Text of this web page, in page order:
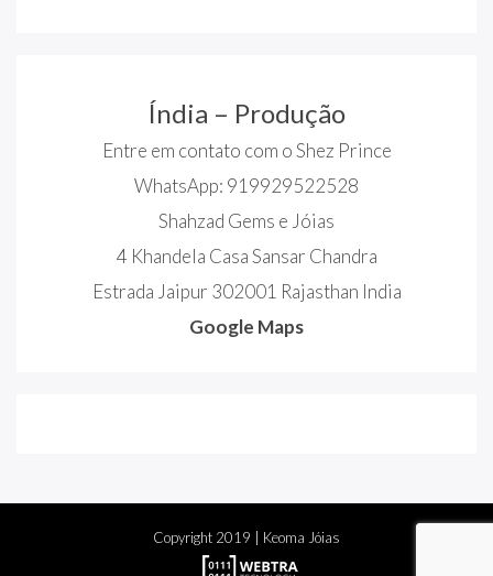
Índia – Produção
Entre em contato com o Shez Prince
WhatsApp: 919929522528
Shahzad Gems e Jóias
4 Khandela Casa Sansar Chandra
Estrada Jaipur 302001 Rajasthan India
Google Maps
Copyright 2019 | Keoma Jóias